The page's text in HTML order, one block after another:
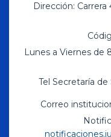
Dirección:
Lunes a Viernes de
Tel Secretaría de
Correo